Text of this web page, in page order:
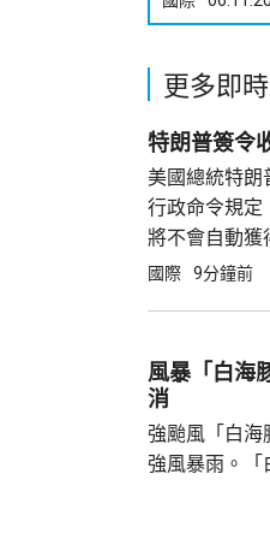
更多即
特朗普簽令
美國總統特朗
行政命令規定
將不會自動
特朗普在白
國際 9分鐘前
風暴「白海
消
強颱風「白海
強風暴雨。「